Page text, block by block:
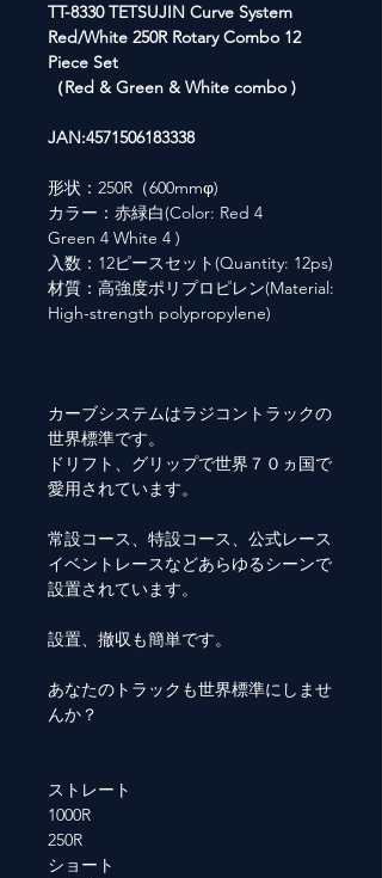
TT-8330 TETSUJIN Curve System
Red/White 250R Rotary Combo 12
Piece Set
（Red & Green & White combo )
JAN:4571506183338
形状：250R（600mmφ)
カラー：赤緑白(Color: Red 4
Green 4 White 4 )
入数：12ピースセット(Quantity: 12ps)
材質：高強度ポリプロピレン(Material:
High-strength polypropylene)
カーブシステムはラジコントラックの
世界標準です。
ドリフト、グリップで世界７０ヵ国で
愛用されています。
常設コース、特設コース、公式レース
イベントレースなどあらゆるシーンで
設置されています。
設置、撤収も簡単です。
あなたのトラックも世界標準にしませ
んか？
ストレート
1000R
250R
ショート